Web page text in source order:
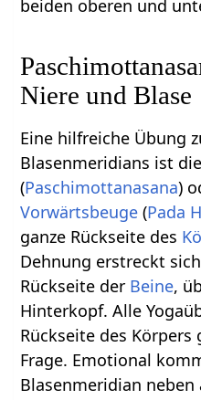
beiden oberen und
Niere und Blase
Eine hilfreiche Übung
Blasenmeridians ist
(Paschimottanasana)
Vorwärtsbeuge (Pada
ganze Rückseite des
Dehnung erstreckt
Rückseite der Beine,
Hinterkopf. Alle
Rückseite des
Frage. Emotional
Blasenmeridian neben